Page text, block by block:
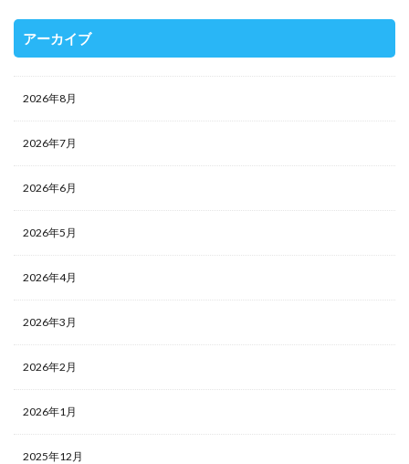
アーカイブ
2026年8月
2026年7月
2026年6月
2026年5月
2026年4月
2026年3月
2026年2月
2026年1月
2025年12月